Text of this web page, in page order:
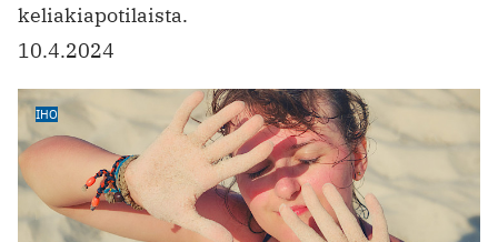
keliakiapotilaista.
10.4.2024
IHO